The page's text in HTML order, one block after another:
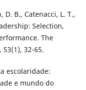
D. B., Catenacci, L. T.,
Selection,
The
32-65.
escolaridade:
e mundo do